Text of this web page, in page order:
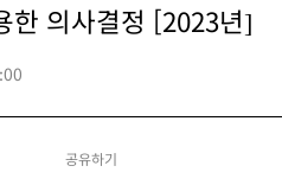
한 의사결정 [2023년]
공유하기